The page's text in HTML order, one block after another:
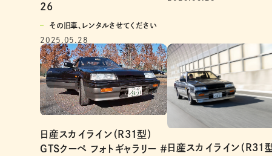
26
その旧車、レンタルさせてください
2025.05.28
日産スカイライン（R31型）
GTSクーペ フォトギャラリー ＃ 日産スカイライン（R31型